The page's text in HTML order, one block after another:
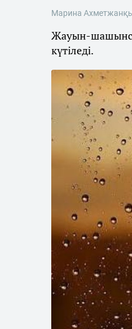
Марина
Жауын-
күтіледі.